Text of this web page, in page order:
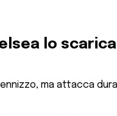
lo
ma attacca